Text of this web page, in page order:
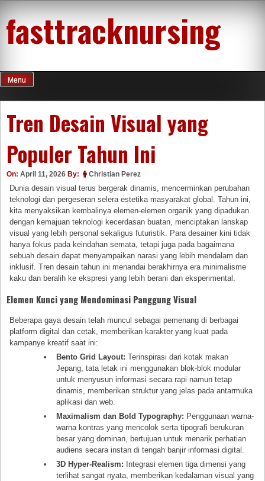
content
fasttracknursing
Menu
Tren Desain Visual yang
Populer Tahun Ini
On: April 11, 2026 By: Christian Perez
Dunia desain visual terus bergerak dinamis, mencerminkan perubahan
teknologi dan pergeseran selera estetika masyarakat global. Tahun ini,
kita menyaksikan kembalinya elemen-elemen organik yang dipadukan
dengan kemajuan teknologi kecerdasan buatan, menciptakan lanskap
visual yang lebih personal sekaligus futuristik. Para desainer kini tidak
hanya fokus pada keindahan semata, tetapi juga pada bagaimana
sebuah desain dapat menyampaikan narasi yang lebih mendalam dan
inklusif. Tren desain tahun ini menandai berakhirnya era minimalisme
kaku dan beralih ke ekspresi yang lebih berani dan eksperimental.
Elemen Kunci yang Mendominasi Panggung Visual
Beberapa gaya desain telah muncul sebagai pemenang di berbagai
platform digital dan cetak, memberikan karakter yang kuat pada
kampanye kreatif saat ini:
Bento Grid Layout: Terinspirasi dari kotak makan
Jepang, tata letak ini menggunakan blok-blok modular
untuk menyusun informasi secara rapi namun tetap
dinamis, memberikan struktur yang jelas pada antarmuka
aplikasi dan web.
Maximalism dan Bold Typography: Penggunaan warna-
warna kontras yang mencolok serta tipografi berukuran
besar yang dominan, bertujuan untuk menarik perhatian
audiens secara instan di tengah banjir informasi digital.
3D Hyper-Realism: Integrasi elemen tiga dimensi yang
terlihat sangat nyata, memberikan kedalaman visual yang